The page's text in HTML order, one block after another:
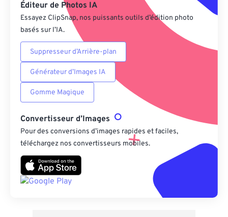
Éditeur de Photos IA
Essayez ClipSnap, nos puissants outils d’édition photo
basés sur l’IA.
Suppresseur d’Arrière-plan
Générateur d’Images IA
Gomme Magique
Convertisseur d’Images
Pour des conversions d’images rapides et faciles,
téléchargez nos convertisseurs mobiles.